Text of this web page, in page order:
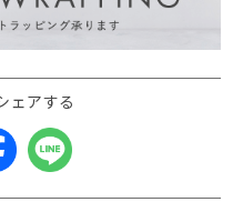
ェアする